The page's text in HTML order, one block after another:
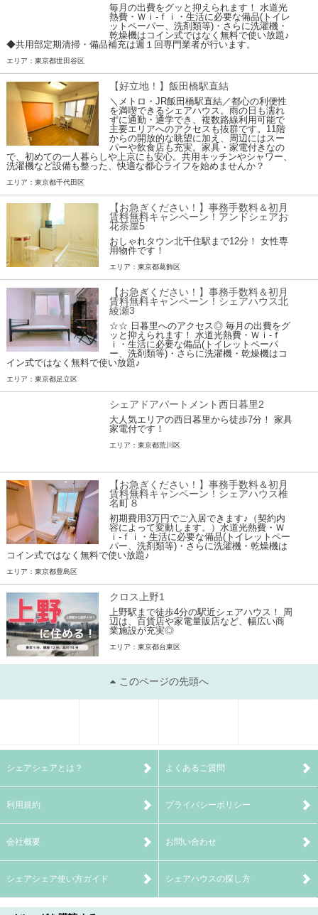
毎月の出費をグッと抑えられます！ 水道光
熱費・Ｗｉ-ｆｉ・生活に必要な備品(トイレ
ットペーパー、洗剤類等)・さらに洗濯機・
乾燥機はコイン式ではなく無料で使い放題♪
◆共用部定期清掃・備品補充は週１回専門業者が行います。
エリア：東京都世田谷区
【好立地！】飯田橋駅直結
＼メトロ・JR飯田橋駅直結／都心の利便性
を満喫できるシェアハウス。雨の日も濡れ
ずに通勤・通学でき、複数路線利用可能で
主要エリアへのアクセスも抜群です。11階
からの開放的な眺望に加え、周辺にはスー
パーや飲食店も充実。家具・家電付きなの
で、初めての一人暮らしや上京にも安心。共用キッチンやシャワー、
洗濯機など設備も整った、快適な都心ライフを始めませんか？
エリア：東京都千代田区
【お急ぎください！】事務手数料＆初月
賃料無料キャンペーン！アンドシェアお
花茶屋5
おしゃれタウン北千住駅まで12分！ 女性専
用物件です！
エリア：東京都葛飾区
【お急ぎください！】事務手数料＆初月
賃料無料キャンペーン！シェアハウス北
綾瀬3
☆☆ 日暮里へのアクセス◎ 毎月の出費をグ
ッと抑えられます！ 水道光熱費・Ｗｉ-ｆ
ｉ・生活に必要な備品(トイレットペーパ
ー、洗剤類等)・さらに洗濯機・乾燥機はコ
イン式ではなく無料で使い放題♪
エリア：東京都足立区
シェアドアパートメント西日暮里2
大人気エリアの西日暮里から徒歩7分！ 家具
家電付です！
エリア：東京都荒川区
【お急ぎください！】事務手数料＆初月
賃料無料キャンペーン！シェアハウス椎
名町８
初期費用3万円でご入居できます♪（契約内
容によって変動します。）水道光熱費・Ｗ
ｉ-ｆｉ・生活に必要な備品(トイレットペー
パー、洗剤類等)・さらに洗濯機・乾燥機は
コイン式ではなく無料で使い放題♪
エリア：東京都豊島区
クロス上野1
上野駅まで徒歩4分の駅近シェアハウス！ 周
辺は、百貨店や家電量販店など、幅広い商
業施設が充実◎
エリア：東京都台東区
このページの先頭へ
シェアシェアとは？ よくあるご質問
利用規約 プライバシーポリシー
会社概要 お問い合わせ
シェアシェア使い方ガイド シェアハウスの探し方